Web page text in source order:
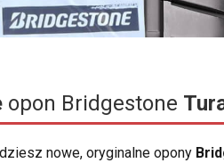
opon Bridgestone
nowe, oryginalne opony